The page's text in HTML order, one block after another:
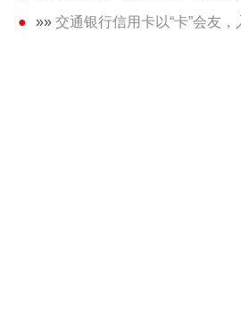
»» 交通银行信用卡以“卡”会友